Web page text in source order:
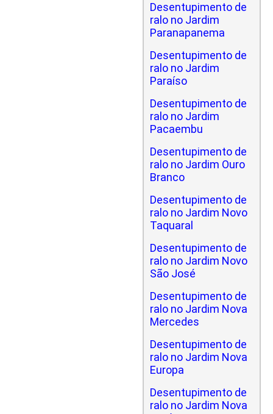
Desentupimento de
ralo no Jardim
Paranapanema
Desentupimento de
ralo no Jardim
Paraíso
Desentupimento de
ralo no Jardim
Pacaembu
Desentupimento de
ralo no Jardim Ouro
Branco
Desentupimento de
ralo no Jardim Novo
Taquaral
Desentupimento de
ralo no Jardim Novo
São José
Desentupimento de
ralo no Jardim Nova
Mercedes
Desentupimento de
ralo no Jardim Nova
Europa
Desentupimento de
ralo no Jardim Nova